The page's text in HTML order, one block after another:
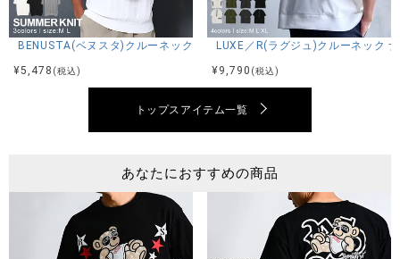
身長173cm 体重70kg Lサイズ着用
アイテムガイド
伸縮性-なし 透け感-WHTのみ若干あり 生地の厚み-普通 裏地-
BENUSTA(ベヌスタ)クルーネック半袖ニット/3色
¥5,478 (税込)
LUXE／R(ラグジュ)クルーネック
¥9,790 (税込)
トップスアイテム一覧
あなたにおすすめの商品